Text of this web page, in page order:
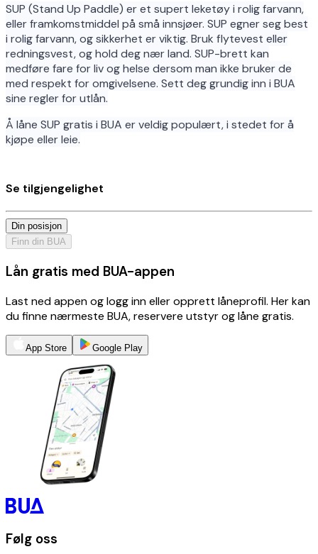
SUP (Stand Up Paddle) er et supert leketøy i rolig farvann,
eller framkomstmiddel på små innsjøer. SUP egner seg best
i rolig farvann, og sikkerhet er viktig. Bruk flytevest eller
redningsvest, og hold deg nær land. SUP-brett kan
medføre fare for liv og helse dersom man ikke bruker de
med respekt for omgivelsene. Sett deg grundig inn i BUA
sine regler for utlån.
Å låne SUP gratis i BUA er veldig populært, i stedet for å
kjøpe eller leie.
Se tilgjengelighet
Din posisjon
Finn din BUA
Lån gratis med BUA-appen
Last ned appen og logg inn eller opprett låneprofil. Her kan
du finne nærmeste BUA, reservere utstyr og låne gratis.
App Store Google Play
Følg oss